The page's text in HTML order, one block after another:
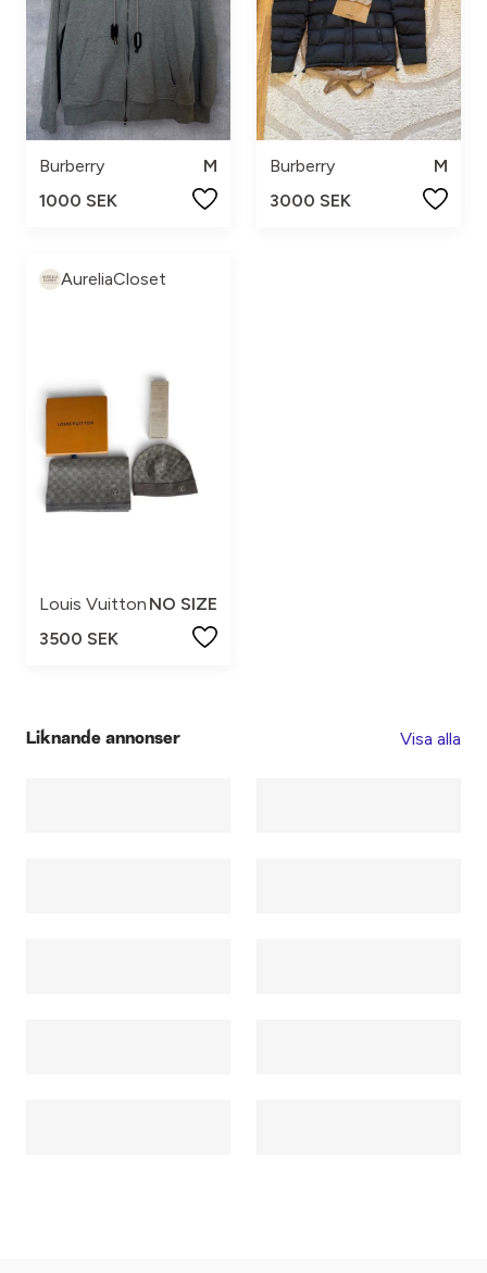
Burberry
M
1000 SEK
Burberry
M
3000 SEK
AureliaCloset
Louis Vuitton NO SIZE
3500 SEK
Liknande annonser Visa alla